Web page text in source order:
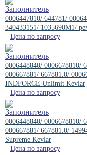
0006447810/ 644781/
340433151/ 1035690M1/
Цена по запросу
0006448840/ 0006678810/
000667881/ 667881.0/
INDFORCE Unlimit Kevlar
Цена по запросу
0006448840/ 0006678810/
000667881/ 667881.0/
Supreme Kevlar
Цена по запросу